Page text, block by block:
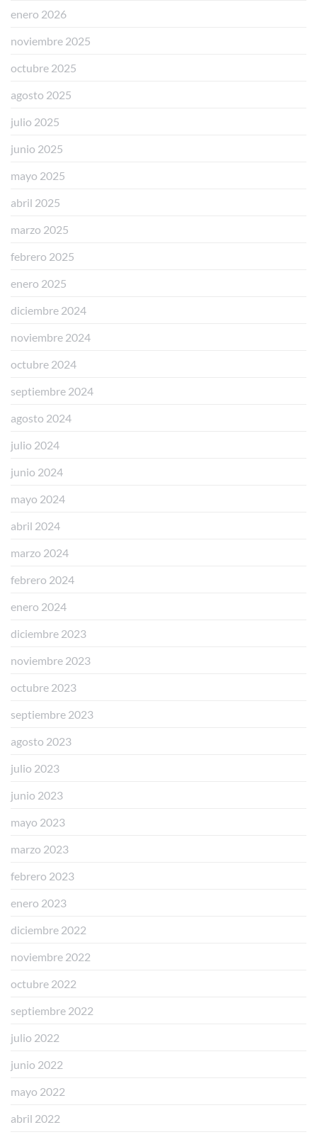
enero 2026
noviembre 2025
octubre 2025
agosto 2025
julio 2025
junio 2025
mayo 2025
abril 2025
marzo 2025
febrero 2025
enero 2025
diciembre 2024
noviembre 2024
octubre 2024
septiembre 2024
agosto 2024
julio 2024
junio 2024
mayo 2024
abril 2024
marzo 2024
febrero 2024
enero 2024
diciembre 2023
noviembre 2023
octubre 2023
septiembre 2023
agosto 2023
julio 2023
junio 2023
mayo 2023
marzo 2023
febrero 2023
enero 2023
diciembre 2022
noviembre 2022
octubre 2022
septiembre 2022
julio 2022
junio 2022
mayo 2022
abril 2022